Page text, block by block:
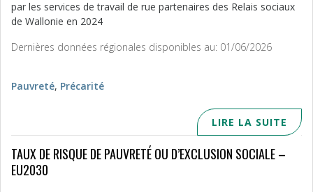
par les services de travail de rue partenaires des Relais sociaux
de Wallonie en 2024
Dernières données régionales disponibles au: 01/06/2026
Pauvreté, Précarité
LIRE LA SUITE
TAUX DE RISQUE DE PAUVRETÉ OU D’EXCLUSION SOCIALE –
EU2030